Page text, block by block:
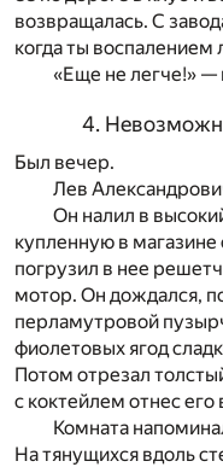
возвращалась. С
когда ты воспалением
«Еще не легче!» —
4.
Был вечер.
Лев
Он налил в
купленную в магазине
погрузил в нее
мотор. Он дождался,
перламутровой
фиолетовых ягод
Потом отрезал
с коктейлем отнес его
Комната
На тянущихся вдоль